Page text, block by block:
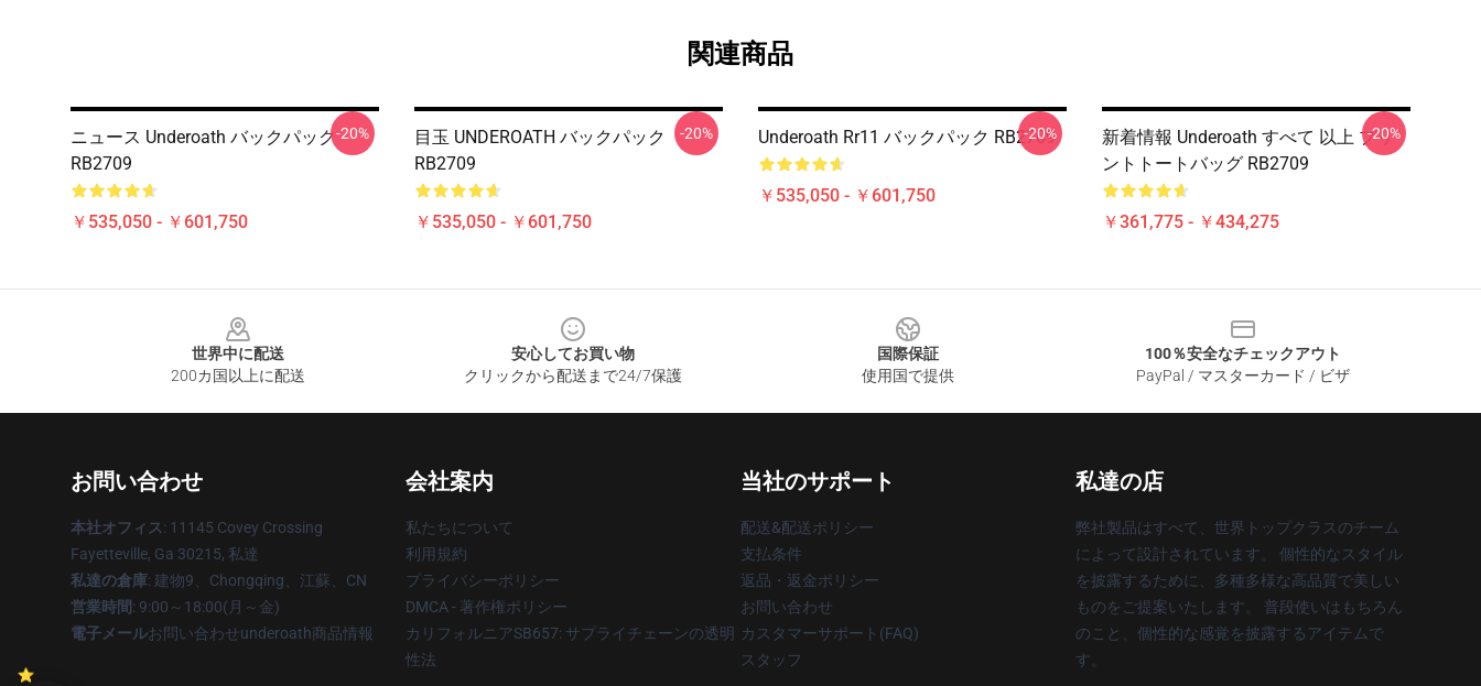
関連商品
ニュース Underoath バックパック
RB2709
￥535,050 - ￥601,750
-20%
目玉 UNDEROATH バックパック
RB2709
￥535,050 - ￥601,750
-20% Underoath Rr11 バックパック RB2709
￥535,050 - ￥601,750
-20%
新着情報 Underoath すべて 以上 プリ
ントトートバッグ RB2709
￥361,775 - ￥434,275
-20%
世界中に配送
200カ国以上に配送
安心してお買い物
クリックから配送まで24/7保護
国際保証
使用国で提供
100％安全なチェックアウト
PayPal / マスターカード / ビザ
お問い合わせ
本社オフィス: 11145 Covey Crossing
Fayetteville, Ga 30215, 私達
私達の倉庫: 建物9、Chongqing、江蘇、CN
営業時間: 9:00～18:00(月～金)
電子メールお問い合わせunderoath商品情報
会社案内
私たちについて
利用規約
プライバシーポリシー
DMCA - 著作権ポリシー
カリフォルニアSB657: サプライチェーンの透明
性法
当社のサポート
配送&配送ポリシー
支払条件
返品・返金ポリシー
お問い合わせ
カスタマーサポート(FAQ)
スタッフ
私達の店
弊社製品はすべて、世界トップクラスのチーム
によって設計されています。 個性的なスタイル
を披露するために、多種多様な高品質で美しい
ものをご提案いたします。 普段使いはもちろん
のこと、個性的な感覚を披露するアイテムで
す。